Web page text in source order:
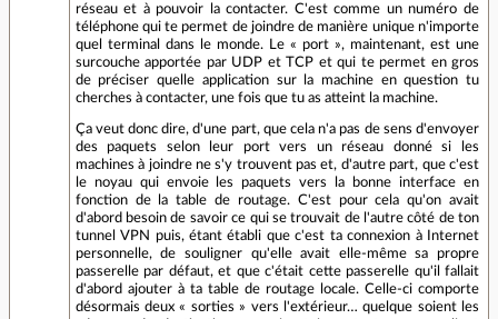
réseau et à pouvoir la contacter. C'est comme un numéro de
téléphone qui te permet de joindre de manière unique n'importe
quel terminal dans le monde. Le « port », maintenant, est une
surcouche apportée par UDP et TCP et qui te permet en gros
de préciser quelle application sur la machine en question tu
cherches à contacter, une fois que tu as atteint la machine.
Ça veut donc dire, d'une part, que cela n'a pas de sens d'envoyer
des paquets selon leur port vers un réseau donné si les
machines à joindre ne s'y trouvent pas et, d'autre part, que c'est
le noyau qui envoie les paquets vers la bonne interface en
fonction de la table de routage. C'est pour cela qu'on avait
d'abord besoin de savoir ce qui se trouvait de l'autre côté de ton
tunnel VPN puis, étant établi que c'est ta connexion à Internet
personnelle, de souligner qu'elle avait elle-même sa propre
passerelle par défaut, et que c'était cette passerelle qu'il fallait
d'abord ajouter à ta table de routage locale. Celle-ci comporte
désormais deux « sorties » vers l'extérieur… quelque soient les